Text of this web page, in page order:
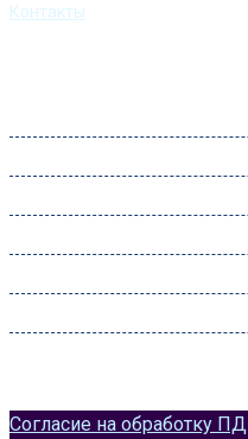
Контакты
Согласие на обработку ПД